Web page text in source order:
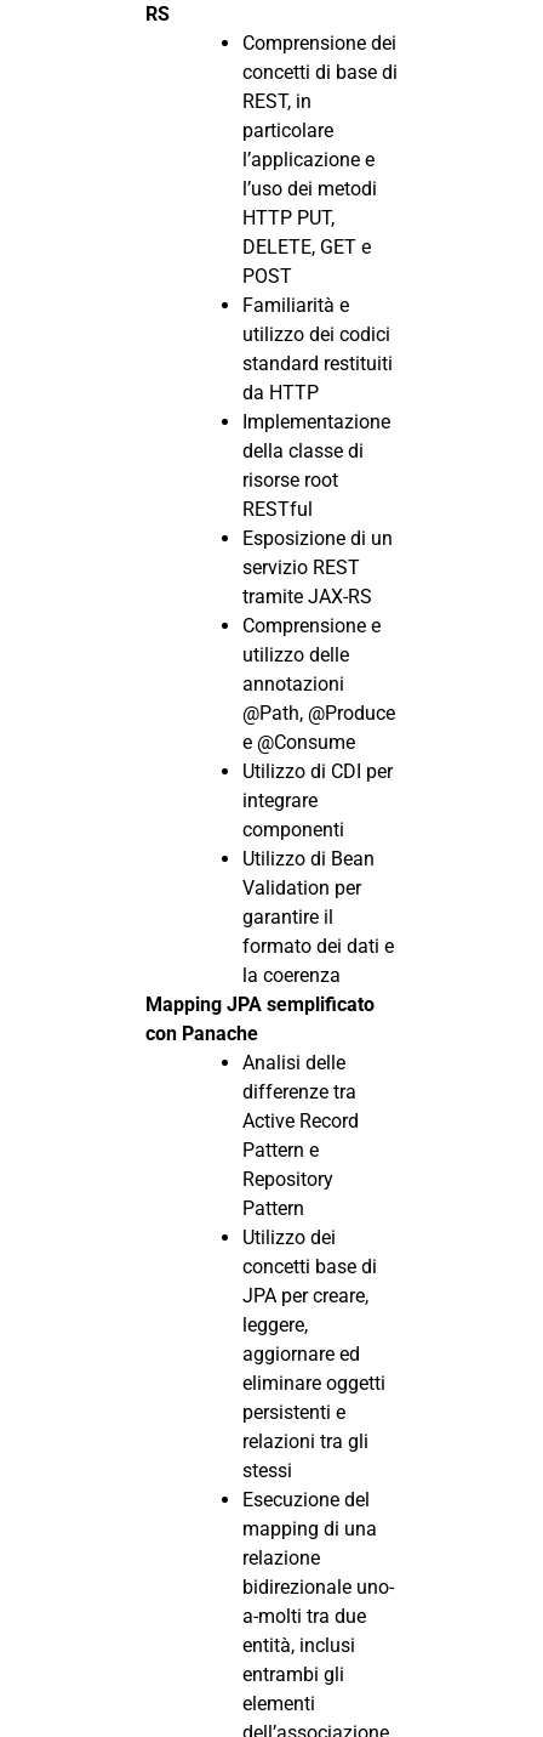
RS
Comprensione dei
concetti di base di
REST, in
particolare
l’applicazione e
l’uso dei metodi
HTTP PUT,
DELETE, GET e
POST
Familiarità e
utilizzo dei codici
standard restituiti
da HTTP
Implementazione
della classe di
risorse root
RESTful
Esposizione di un
servizio REST
tramite JAX-RS
Comprensione e
utilizzo delle
annotazioni
@Path, @Produce
e @Consume
Utilizzo di CDI per
integrare
componenti
Utilizzo di Bean
Validation per
garantire il
formato dei dati e
la coerenza
Mapping JPA semplificato
con Panache
Analisi delle
differenze tra
Active Record
Pattern e
Repository
Pattern
Utilizzo dei
concetti base di
JPA per creare,
leggere,
aggiornare ed
eliminare oggetti
persistenti e
relazioni tra gli
stessi
Esecuzione del
mapping di una
relazione
bidirezionale uno-
a-molti tra due
entità, inclusi
entrambi gli
elementi